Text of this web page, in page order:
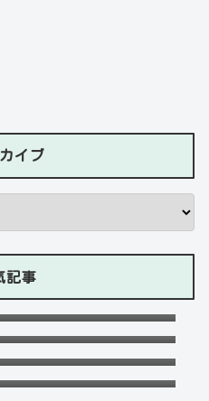
イブ
記事
球選手で母親はアメ
家族！
年齢は？イケメン
ZETA】
名や年齢に身長は？
調査！
氏の存在が気にな
るのか？家族構成が
徹底調査！
夫は誰？子供や本名
理由？
高校大学)は？妻(嫁)